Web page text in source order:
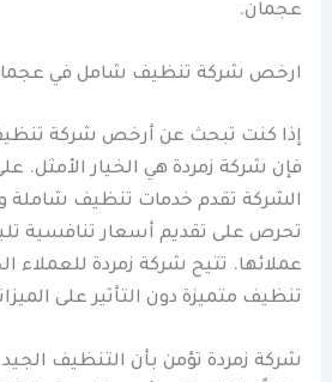
عجمان.
ارخص شركة تنظيف شامل في
إذا كنت تبحث عن أرخص شركة
فإن شركة زمردة هي الخيار الأمثل.
الشركة تقدم خدمات تنظيف شاملة
تحرص على تقديم أسعار تنافسية
عملائها. تتيح شركة زمردة للعملاء
تنظيف متميزة دون التأثير على
شركة زمردة تؤمن بأن التنظيف